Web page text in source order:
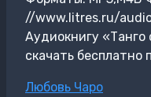
//www.litres.ru/
Аудиокнигу
скачать бесплатно
Метки
Любовь Чаро